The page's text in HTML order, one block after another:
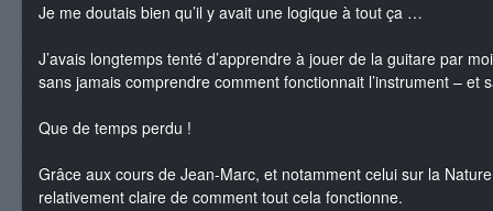
Je me doutais bien qu’il y avait une logique à tout ça …
J’avais longtemps tenté d’apprendre à jouer de la guitare par
sans jamais comprendre comment fonctionnait l’instrument – et
Que de temps perdu !
Grâce aux cours de Jean-Marc, et notamment celui sur la
relativement claire de comment tout cela fonctionne.